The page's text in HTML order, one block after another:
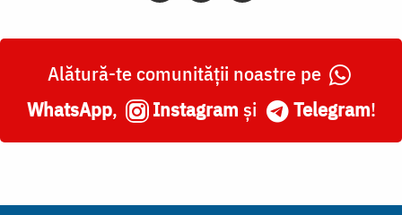
Alătură-te comunității noastre pe
WhatsApp, Instagram și Telegram!